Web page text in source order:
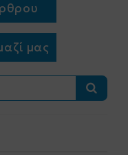
μας